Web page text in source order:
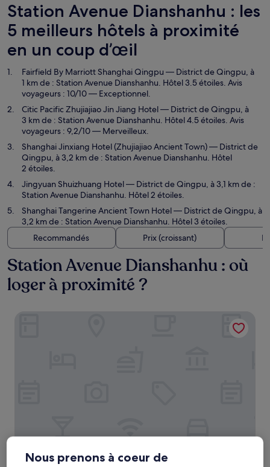
Station Avenue Dianshanhu : les
5 meilleurs hôtels à proximité
en un coup d’œil
Fairfield By Marriott Shanghai Qingpu — District de Qingpu, à
1 km de : Station Avenue Dianshanhu. Hôtel 3.5 étoiles. Avis
voyageurs : 10/10 — Exceptionnel.
Citic Pacific Zhujiajiao Jin Jiang Hotel— District de Qingpu, à
3 km de : Station Avenue Dianshanhu. Hôtel 4.5 étoiles. Avis
voyageurs : 9,2/10 — Merveilleux.
Shanghai Jinxiang Hotel (Zhujiajiao Ancient Town)— District de
Qingpu, à 3,2 km de : Station Avenue Dianshanhu. Hôtel
2 étoiles.
Jingyuan Shuizhuang Hotel— District de Qingpu, à 3,1 km de :
Station Avenue Dianshanhu. Hôtel 2 étoiles.
Shanghai Tangerine Ancient Town Hotel— District de Qingpu, à
3,2 km de : Station Avenue Dianshanhu. Hôtel 3 étoiles.
Recommandés
Prix (croissant)
Station Avenue Dianshanhu : où
loger à proximité ?
Fairfield By Marriott Shanghai Qingpu
Fairfield By Marriott Shanghai Qingpu
Nous prenons à coeur de